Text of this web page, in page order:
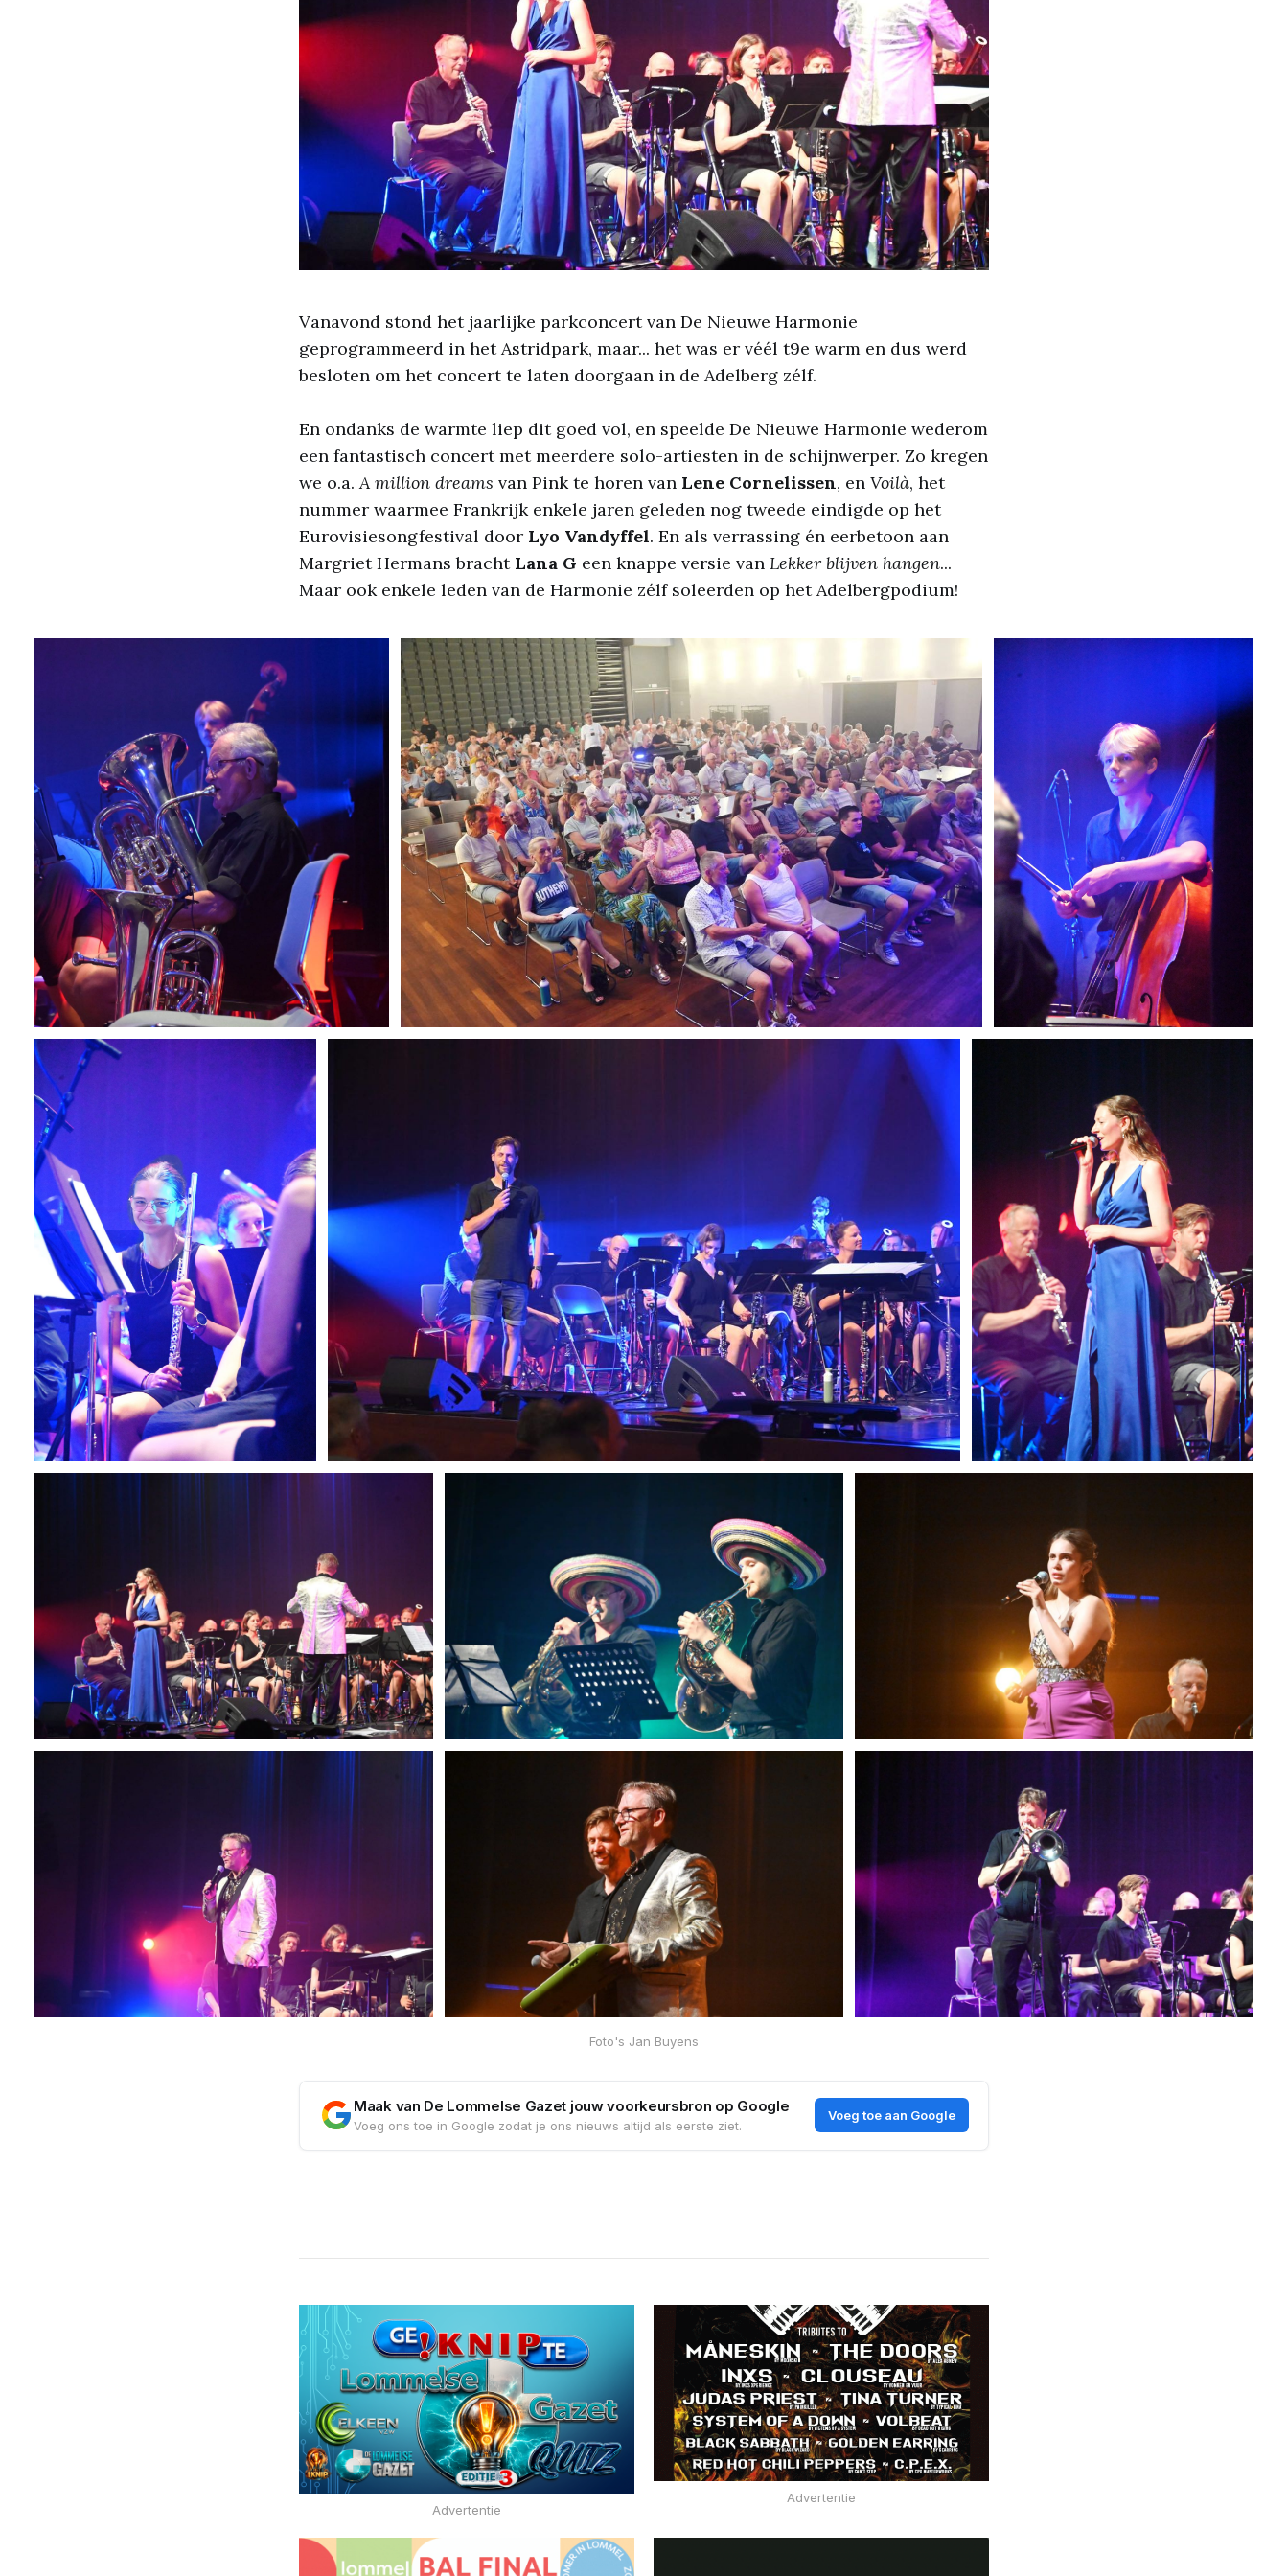
Vanavond stond het jaarlijke parkconcert van De Nieuwe Harmonie
geprogrammeerd in het Astridpark, maar... het was er véél t9e warm en dus werd
besloten om het concert te laten doorgaan in de Adelberg zélf.
En ondanks de warmte liep dit goed vol, en speelde De Nieuwe Harmonie wederom
een fantastisch concert met meerdere solo-artiesten in de schijnwerper. Zo kregen
we o.a.A million dreams van Pink te horen van Lene Cornelissen, en Voilà, het
nummer waarmee Frankrijk enkele jaren geleden nog tweede eindigde op het
Eurovisiesongfestival door Lyo Vandyffel. En als verrassing én eerbetoon aan
Margriet Hermans bracht Lana G een knappe versie van Lekker blijven hangen...
Maar ook enkele leden van de Harmonie zélf soleerden op het Adelbergpodium!
Foto's Jan Buyens
Maak van De Lommelse Gazet jouw voorkeursbron op Google
Voeg ons toe in Google zodat je ons nieuws altijd als eerste ziet.
Voeg toe aan Google
Advertentie
Advertentie